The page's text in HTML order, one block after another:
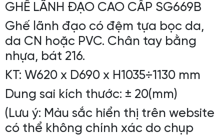
GHẾ LÃNH ĐẠO CAO CẤP SG669B
Ghế lãnh đạo có đệm tựa bọc da,
da CN hoặc PVC. Chân tay bằng
nhựa, bát 216.
KT: W620 x D690 x H1035÷1130 mm
Dung sai kích thước: ± 20(mm)
(Lưu ý: Màu sắc hiển thị trên website
có thể không chính xác do chụp